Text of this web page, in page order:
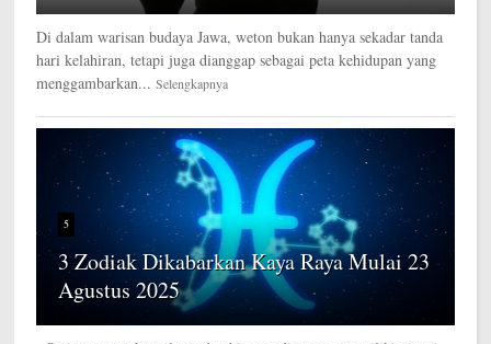
Di dalam warisan budaya Jawa, weton bukan hanya sekadar tanda
hari kelahiran, tetapi juga dianggap sebagai peta kehidupan yang
menggambarkan... Selengkapnya
5
3 Zodiak Dikabarkan Kaya Raya Mulai 23
Agustus 2025